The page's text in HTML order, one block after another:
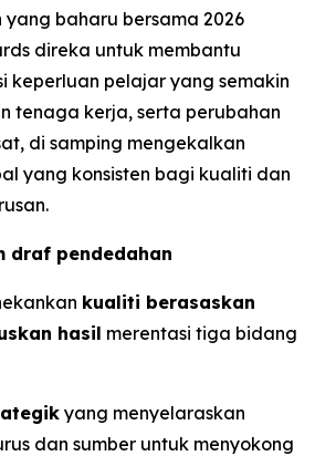
yang baharu bersama 2026
direka untuk membantu
keperluan pelajar yang semakin
tenaga kerja, serta perubahan
di samping mengekalkan
yang konsisten bagi kualiti dan
draf pendedahan
kualiti berasaskan
hasil merentasi tiga bidang
yang menyelaraskan
dan sumber untuk menyokong